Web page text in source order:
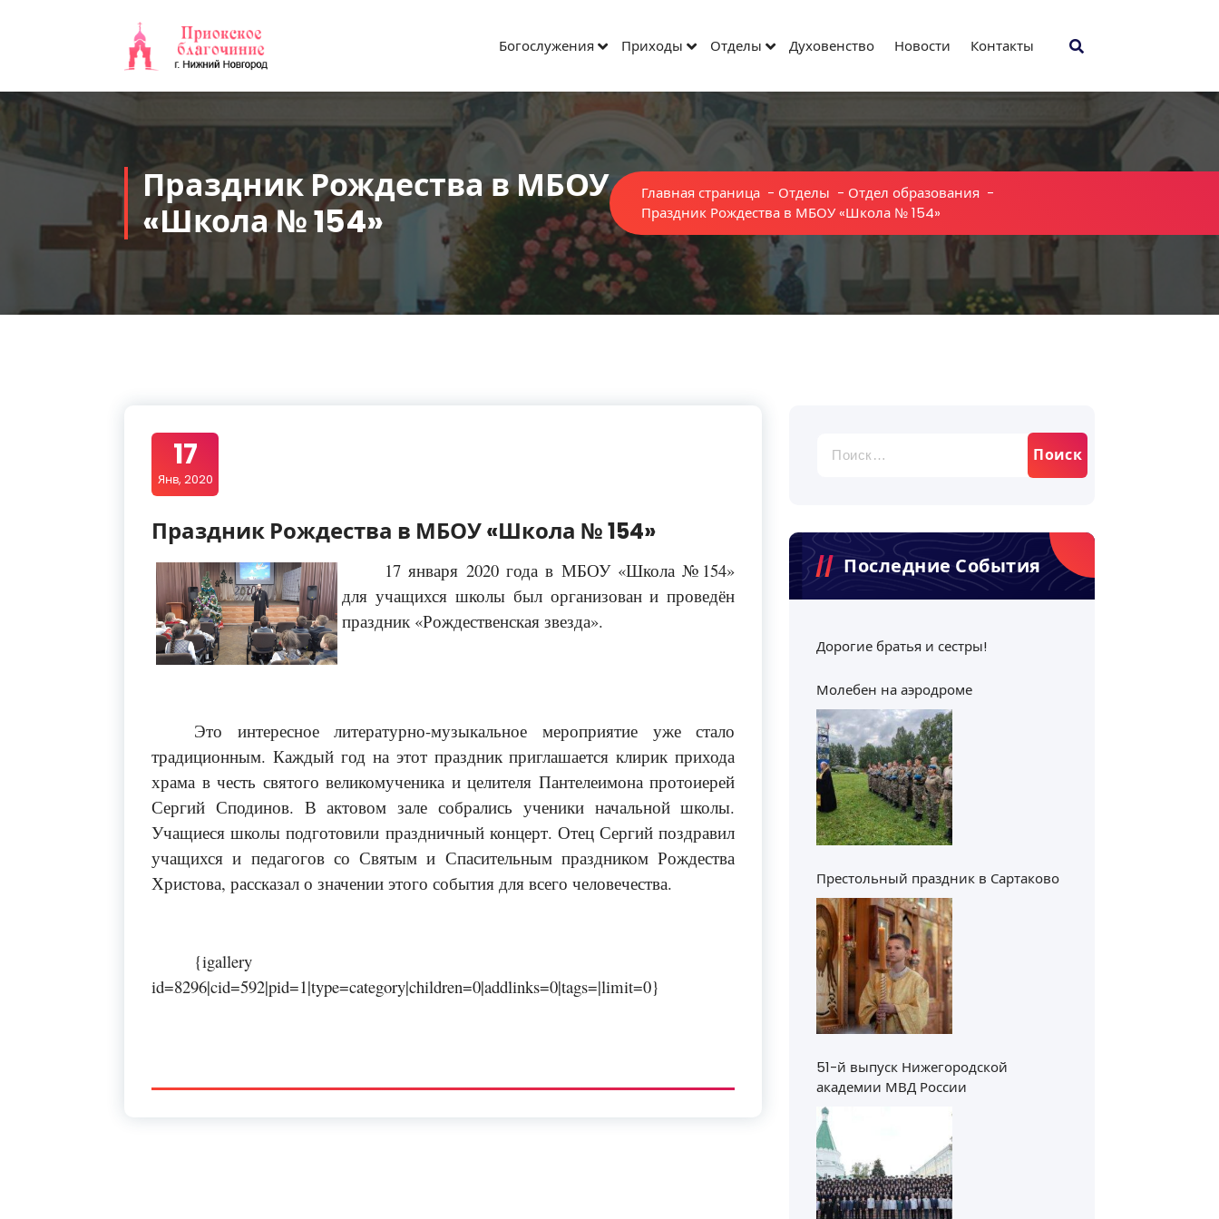
Богослужения Приходы Отделы Духовенство Новости Контакты
Праздник Рождества в МБОУ
«Школа № 154»
Главная страница - Отделы - Отдел образования -
Праздник Рождества в МБОУ «Школа № 154»
17
Янв, 2020
Праздник Рождества в МБОУ «Школа № 154»
17 января 2020 года в МБОУ «Школа №154»
для учащихся школы был организован и проведён
праздник «Рождественская звезда».
Это интересное литературно-музыкальное мероприятие уже стало
традиционным. Каждый год на этот праздник приглашается клирик прихода
храма в честь святого великомученика и целителя Пантелеимона протоиерей
Сергий Сподинов. В актовом зале собрались ученики начальной школы.
Учащиеся школы подготовили праздничный концерт. Отец Сергий поздравил
учащихся и педагогов со Святым и Спасительным праздником Рождества
Христова, рассказал о значении этого события для всего человечества.
{igallery
id=8296|cid=592|pid=1|type=category|children=0|addlinks=0|tags=|limit=0}
Последние События
Дорогие братья и сестры!
Молебен на аэродроме
Престольный праздник в Сартаково
51-й выпуск Нижегородской
академии МВД России